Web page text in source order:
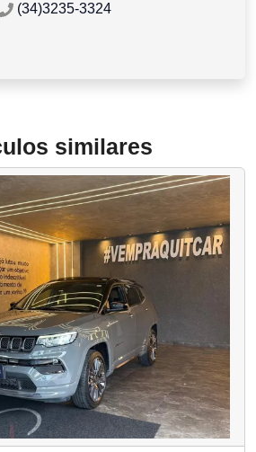
(34)3235-3324
similares